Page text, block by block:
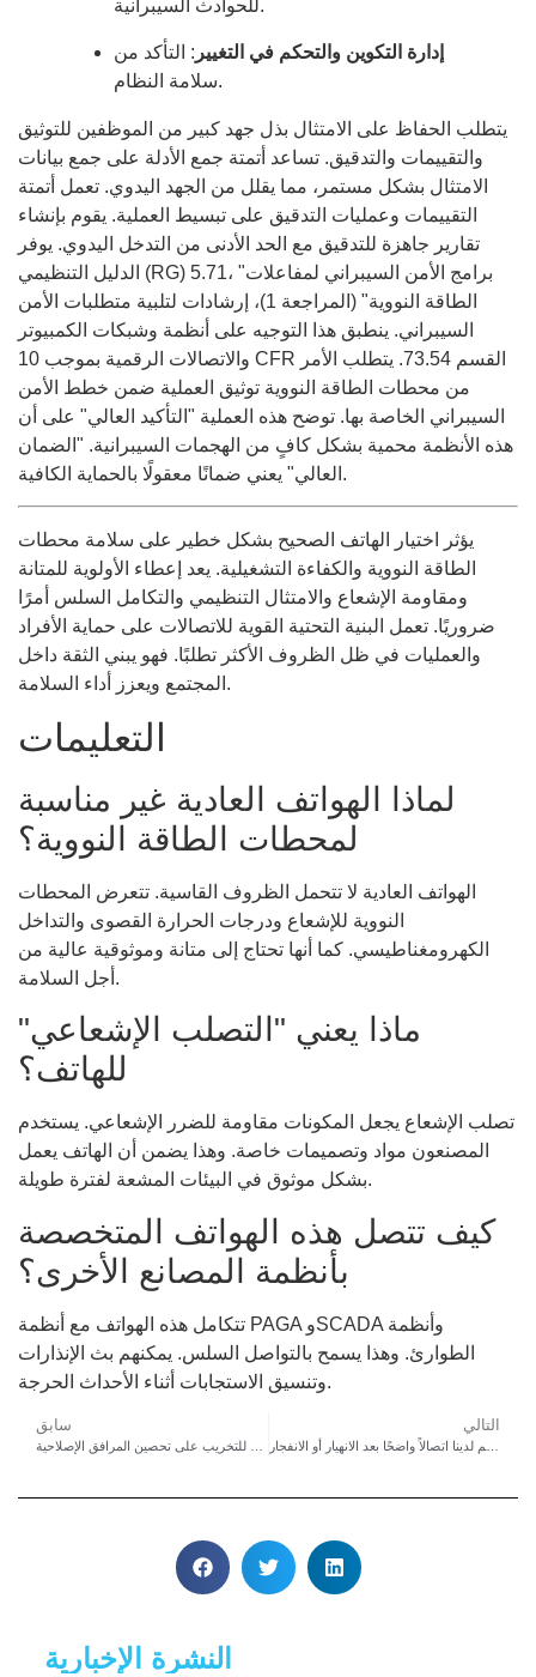
للحوادث السيبرانية.
إدارة التكوين والتحكم في التغيير : التأكد من
سلامة النظام.
يتطلب الحفاظ على الامتثال بذل جهد كبير من الموظفين للتوثيق
والتقييمات والتدقيق. تساعد أتمتة جمع الأدلة على جمع بيانات
الامتثال بشكل مستمر، مما يقلل من الجهد اليدوي. تعمل أتمتة
التقييمات وعمليات التدقيق على تبسيط العملية. يقوم بإنشاء
تقارير جاهزة للتدقيق مع الحد الأدنى من التدخل اليدوي. يوفر
الدليل التنظيمي (RG) 5.71، "برامج الأمن السيبراني لمفاعلات
الطاقة النووية" (المراجعة 1)، إرشادات لتلبية متطلبات الأمن
السيبراني. ينطبق هذا التوجيه على أنظمة وشبكات الكمبيوتر
والاتصالات الرقمية بموجب 10 CFR القسم 73.54. يتطلب الأمر
من محطات الطاقة النووية توثيق العملية ضمن خطط الأمن
السيبراني الخاصة بها. توضح هذه العملية "التأكيد العالي" على أن
هذه الأنظمة محمية بشكل كافٍ من الهجمات السيبرانية. "الضمان
العالي" يعني ضمانًا معقولًا بالحماية الكافية.
يؤثر اختيار الهاتف الصحيح بشكل خطير على سلامة محطات
الطاقة النووية والكفاءة التشغيلية. يعد إعطاء الأولوية للمتانة
ومقاومة الإشعاع والامتثال التنظيمي والتكامل السلس أمرًا
ضروريًا. تعمل البنية التحتية القوية للاتصالات على حماية الأفراد
والعمليات في ظل الظروف الأكثر تطلبًا. فهو يبني الثقة داخل
المجتمع ويعزز أداء السلامة.
التعليمات
لماذا الهواتف العادية غير مناسبة
لمحطات الطاقة النووية؟
الهواتف العادية لا تتحمل الظروف القاسية. تتعرض المحطات
النووية للإشعاع ودرجات الحرارة القصوى والتداخل
الكهرومغناطيسي. كما أنها تحتاج إلى متانة وموثوقية عالية من
أجل السلامة.
ماذا يعني "التصلب الإشعاعي"
للهاتف؟
تصلب الإشعاع يجعل المكونات مقاومة للضرر الإشعاعي. يستخدم
المصنعون مواد وتصميمات خاصة. وهذا يضمن أن الهاتف يعمل
بشكل موثوق في البيئات المشعة لفترة طويلة.
كيف تتصل هذه الهواتف المتخصصة
بأنظمة المصانع الأخرى؟
تتكامل هذه الهواتف مع أنظمة PAGA وSCADA وأنظمة
الطوارئ. وهذا يسمح بالتواصل السلس. يمكنهم بث الإنذارات
وتنسيق الاستجابات أثناء الأحداث الحرجة.
سابق التالي
كيف تضمن هواتف المناجم لدينا اتصالاً واضحًا بعد الانهيار أو الانفجار
النشرة الإخبارية